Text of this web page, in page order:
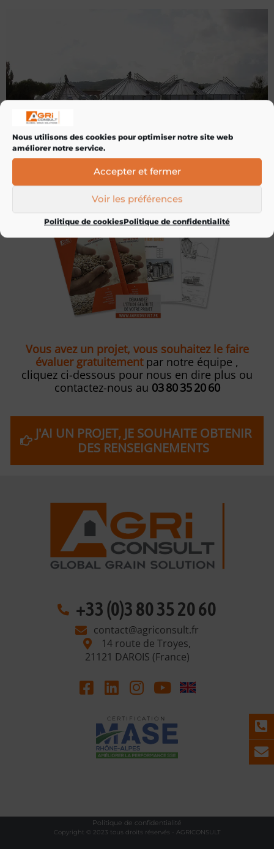
Nous utilisons des cookies pour optimiser notre site web
améliorer notre service.
Accepter et fermer
Voir les préférences
Politique de cookiesPolitique de confidentialité
Vous avez un projet, vous souhaitez le faire
évaluer gratuitementpar notre équipe ,
cliquez ci-dessous pour nous en dire plus ou
contactez-nous au 03 80 35 20 60
J'AI UN PROJET, JE SOUHAITE OBTENIR
DES RENSEIGNEMENTS
+33 (0)3 80 35 20 60
contact@agriconsult.fr
14 route de Troyes,
21121 DAROIS (France)
C E R T I F I C A T I O N
Politique de confidentialité
Copyright © 2023 tous droits réservés - AGRICONSULT